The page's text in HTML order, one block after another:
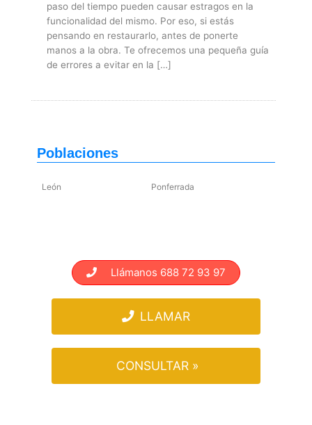
paso del tiempo pueden causar estragos en la
funcionalidad del mismo. Por eso, si estás
pensando en restaurarlo, antes de ponerte
manos a la obra. Te ofrecemos una pequeña guía
de errores a evitar en la […]
Poblaciones
León Ponferrada
Llámanos 688 72 93 97
LLAMAR
CONSULTAR »